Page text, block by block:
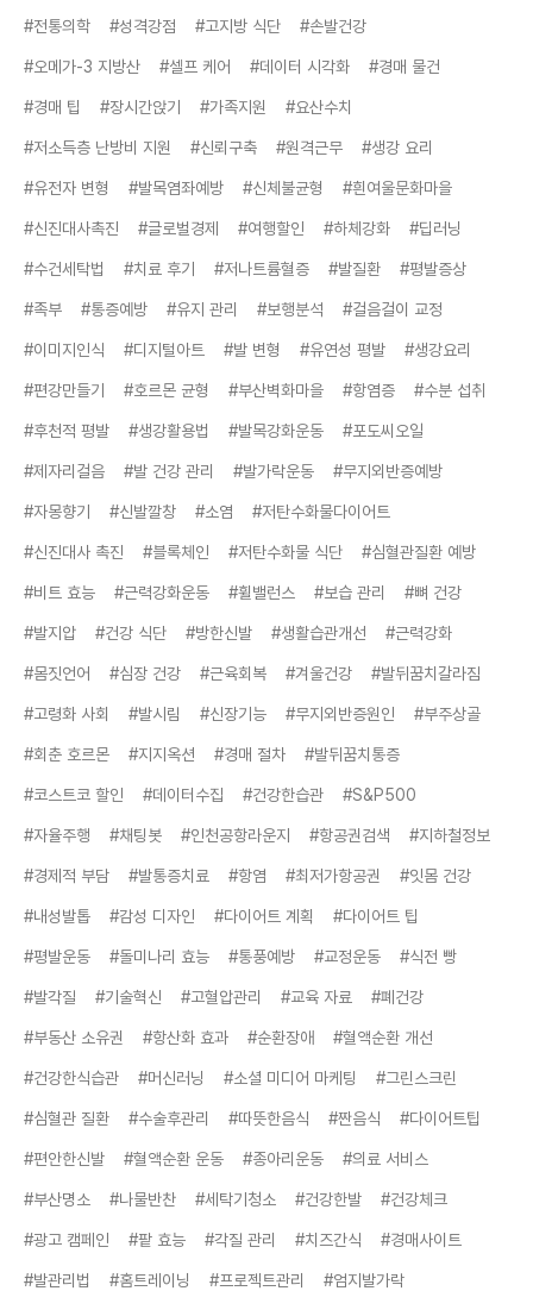
#전통의학 #성격강점 #고지방 식단 #손발건강
#오메가-3 지방산 #셀프 케어 #데이터 시각화 #경매 물건
#경매 팁 #장시간앉기 #가족지원 #요산수치
#저소득층 난방비 지원 #신뢰구축 #원격근무 #생강 요리
#유전자 변형 #발목염좌예방 #신체불균형 #흰여울문화마을
#신진대사촉진 #글로벌경제 #여행할인 #하체강화 #딥러닝
#수건세탁법 #치료 후기 #저나트륨혈증 #발질환 #평발증상
#족부 #통증예방 #유지 관리 #보행분석 #걸음걸이 교정
#이미지인식 #디지털아트 #발 변형 #유연성 평발 #생강요리
#편강만들기 #호르몬 균형 #부산벽화마을 #항염증 #수분 섭취
#후천적 평발 #생강활용법 #발목강화운동 #포도씨오일
#제자리걸음 #발 건강 관리 #발가락운동 #무지외반증예방
#자몽향기 #신발깔창 #소염 #저탄수화물다이어트
#신진대사 촉진 #블록체인 #저탄수화물 식단 #심혈관질환 예방
#비트 효능 #근력강화운동 #휠밸런스 #보습 관리 #뼈 건강
#발지압 #건강 식단 #방한신발 #생활습관개선 #근력강화
#몸짓언어 #심장 건강 #근육회복 #겨울건강 #발뒤꿈치갈라짐
#고령화 사회 #발시림 #신장기능 #무지외반증원인 #부주상골
#회춘 호르몬 #지지옥션 #경매 절차 #발뒤꿈치통증
#코스트코 할인 #데이터수집 #건강한습관 #S&P500
#자율주행 #채팅봇 #인천공항라운지 #항공권검색 #지하철정보
#경제적 부담 #발통증치료 #항염 #최저가항공권 #잇몸 건강
#내성발톱 #감성 디자인 #다이어트 계획 #다이어트 팁
#평발운동 #돌미나리 효능 #통풍예방 #교정운동 #식전 빵
#발각질 #기술혁신 #고혈압관리 #교육 자료 #폐건강
#부동산 소유권 #항산화 효과 #순환장애 #혈액순환 개선
#건강한식습관 #머신러닝 #소셜 미디어 마케팅 #그린스크린
#심혈관 질환 #수술후관리 #따뜻한음식 #짠음식 #다이어트팁
#편안한신발 #혈액순환 운동 #종아리운동 #의료 서비스
#부산명소 #나물반찬 #세탁기청소 #건강한발 #건강체크
#광고 캠페인 #팥 효능 #각질 관리 #치즈간식 #경매사이트
#발관리법 #홈트레이닝 #프로젝트관리 #엄지발가락